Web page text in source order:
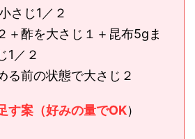
さじ1／２
＋酢を大さじ１＋昆布5gま
1／２
る前の状態で大さじ２
す案（好みの量でOK）